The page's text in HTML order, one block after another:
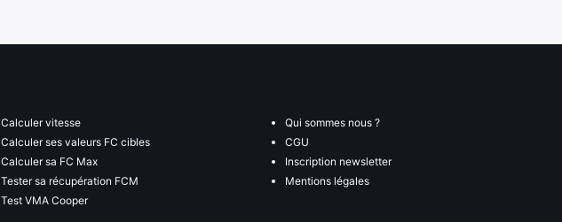
Calculer vitesse
Calculer ses valeurs FC cibles
Calculer sa FC Max
Tester sa récupération FCM
Test VMA Cooper
Qui sommes nous ?
CGU
Inscription newsletter
Mentions légales